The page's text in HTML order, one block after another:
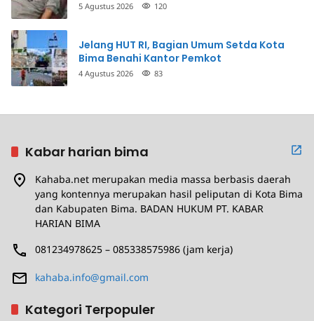
Penganiayaan
5 Agustus 2026 120
Jelang HUT RI, Bagian Umum Setda Kota
Bima Benahi Kantor Pemkot
4 Agustus 2026 83
Kabar harian bima
Kahaba.net merupakan media massa berbasis daerah
yang kontennya merupakan hasil peliputan di Kota Bima
dan Kabupaten Bima. BADAN HUKUM PT. KABAR
HARIAN BIMA
081234978625 – 085338575986 (jam kerja)
kahaba.info@gmail.com
Kategori Terpopuler